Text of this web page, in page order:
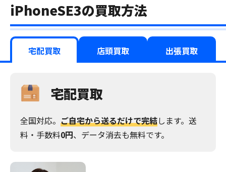
iPhoneSE3の買取方法
宅配買取 店頭買取 出張買取
宅配買取
全国対応。 ご自宅から送るだけで完結します。送
料・手数料0円、データ消去も無料です。